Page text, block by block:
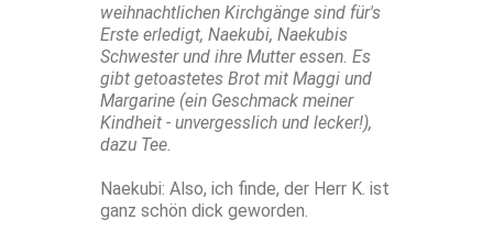
weihnachtlichen Kirchgänge sind für's
Erste erledigt, Naekubi, Naekubis
Schwester und ihre Mutter essen. Es
gibt getoastetes Brot mit Maggi und
Margarine (ein Geschmack meiner
Kindheit - unvergesslich und lecker!),
dazu Tee.
Naekubi: Also, ich finde, der Herr K. ist
ganz schön dick geworden.